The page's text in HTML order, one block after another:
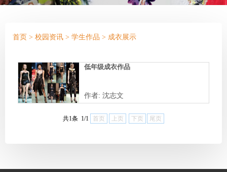
首页 > 校园资讯 > 学生作品 > 成衣展示
低年级成衣作品
作者: 沈志文
共1条 1/1 首页 上页 下页 尾页